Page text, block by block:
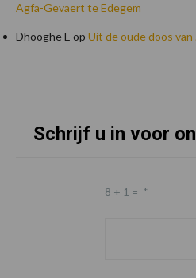
Agfa-Gevaert te Edegem
Dhooghe E op Uit de oude doos
FooterSchrijf u in voor
8 + 1 = *